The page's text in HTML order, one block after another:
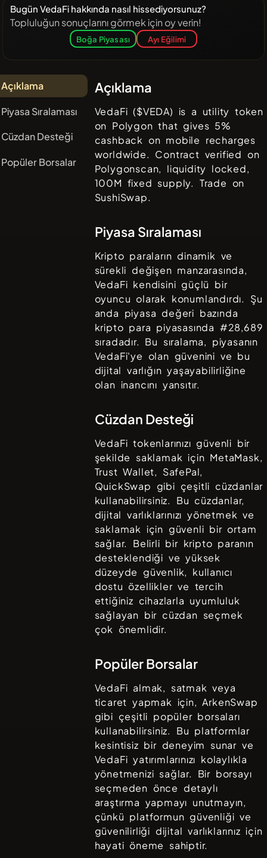
Bugün VedaFi hakkında nasıl hissediyorsunuz?
Topluluğun sonuçlarını görmek için oy verin!
Boğa Piyasası Ayı Eğilimi
Açıklama
Piyasa Sıralaması
Cüzdan Desteği
Popüler Borsalar
Açıklama
VedaFi ($VEDA) is a utility token
on Polygon that gives 5%
cashback on mobile recharges
worldwide. Contract verified on
Polygonscan, liquidity locked,
100M fixed supply. Trade on
SushiSwap.
Piyasa Sıralaması
Kripto paraların dinamik ve
sürekli değişen manzarasında,
VedaFi kendisini güçlü bir
oyuncu olarak konumlandırdı. Şu
anda piyasa değeri bazında
kripto para piyasasında #28,689
sıradadır. Bu sıralama, piyasanın
VedaFi'ye olan güvenini ve bu
dijital varlığın yaşayabilirliğine
olan inancını yansıtır.
Cüzdan Desteği
VedaFi tokenlarınızı güvenli bir
şekilde saklamak için MetaMask,
Trust Wallet, SafePal,
QuickSwap gibi çeşitli cüzdanlar
kullanabilirsiniz. Bu cüzdanlar,
dijital varlıklarınızı yönetmek ve
saklamak için güvenli bir ortam
sağlar. Belirli bir kripto paranın
desteklendiği ve yüksek
düzeyde güvenlik, kullanıcı
dostu özellikler ve tercih
ettiğiniz cihazlarla uyumluluk
sağlayan bir cüzdan seçmek
çok önemlidir.
Popüler Borsalar
VedaFi almak, satmak veya
ticaret yapmak için,ArkenSwap
gibi çeşitli popüler borsaları
kullanabilirsiniz. Bu platformlar
kesintisiz bir deneyim sunar ve
VedaFi yatırımlarınızı kolaylıkla
yönetmenizi sağlar. Bir borsayı
seçmeden önce detaylı
araştırma yapmayı unutmayın,
çünkü platformun güvenliği ve
güvenilirliği dijital varlıklarınız için
hayati öneme sahiptir.